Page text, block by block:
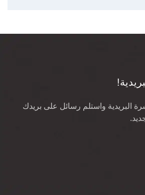
البريدية واستلم رسائل على بريدك